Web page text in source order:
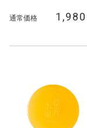
通常価格 1,980